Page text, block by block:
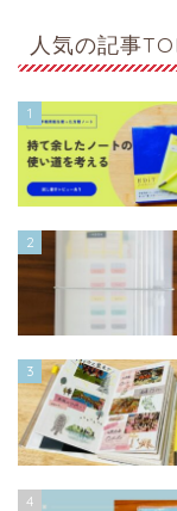
人気の記事
1
2
3
4